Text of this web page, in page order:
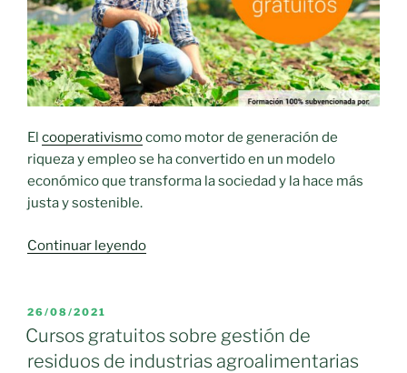
El cooperativismocomo motor de generación de
riqueza y empleo se ha convertido en un modelo
económico que transforma la sociedad y la hace más
justa y sostenible.
Continuar leyendo«Cursos
de
Trabajo
PUBLICADO
EL
26/08/2021
Cursos gratuitos sobre gestión de
residuos de industrias agroalimentarias